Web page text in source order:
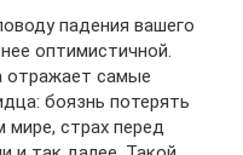
падения вашего
оптимистичной.
самые
боязнь потерять
мире, страх перед